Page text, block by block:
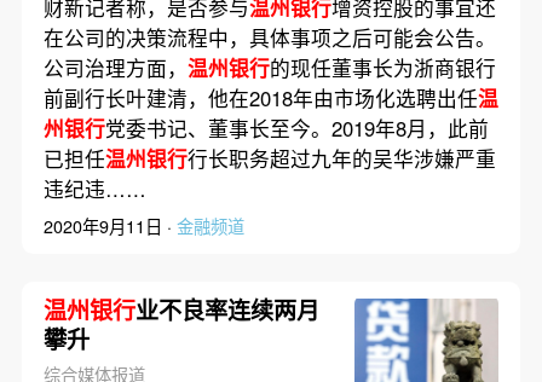
财新记者称，是否参与温州银行增资控股的事宜还
在公司的决策流程中，具体事项之后可能会公告。
公司治理方面， 温州银行的现任董事长为浙商银行
前副行长叶建清，他在2018年由市场化选聘出任温
州银行党委书记、董事长至今。2019年8月，此前
已担任温州银行行长职务超过九年的吴华涉嫌严重
违纪违……
2020年9月11日 · 金融频道
温州银行业不良率连续两月
攀升
综合媒体报道